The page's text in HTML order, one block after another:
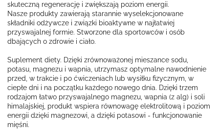
skuteczną regenerację i zwiększają poziom energii.
Nasze produkty zawierają starannie wyselekcjonowane
składniki odżywcze i związki bioaktywne w najłatwiej
przyswajalnej formie. Stworzone dla sportowców i osób
dbających o zdrowie i ciało.
Suplement diety. Dzięki zrównoważonej mieszance sodu,
potasu, magnezu i wapnia, utrzymasz optymalne nawodnienie
przed, w trakcie i po ćwiczeniach lub wysiłku fizycznym, w
ciepłe dni i na początku każdego nowego dnia. Dzięki trzem
rodzajom łatwo przyswajalnego magnezu, wapnia (z alg) i soli
himalajskiej, produkt wspiera równowagę elektrolitową i poziom
energii dzięki magnezowi, a dzięki potasowi - funkcjonowanie
mięśni.